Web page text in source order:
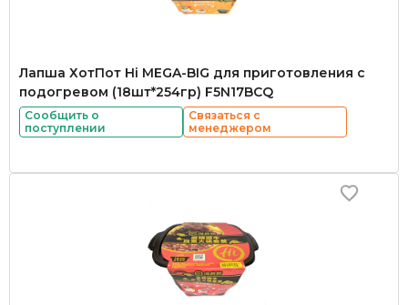
Лапша ХотПот Hi MEGA-BIG для приготовления с
подогревом (18шт*254гр) F5N17BCQ
Сообщить о
поступлении
Связаться с
менеджером